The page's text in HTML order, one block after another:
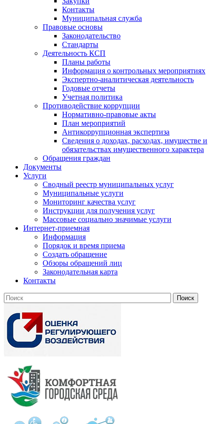
Контакты
Муниципальная служба
Правовые основы
Законодательство
Стандарты
Деятельность КСП
Планы работы
Информация о контрольных мероприятиях
Экспертно-аналитическая деятельность
Годовые отчеты
Учетная политика
Противодействие коррупции
Нормативно-правовые акты
План мероприятий
Антикоррупционная экспертиза
Сведения о доходах, расходах, имуществе и
обязательствах имущественного характера
Обращения граждан
Документы
Услуги
Сводный реестр муниципальных услуг
Муниципальные услуги
Мониторинг качества услуг
Инструкции для получения услуг
Массовые социально значимые услуги
Интернет-приемная
Информация
Порядок и время приема
Создать обращение
Обзоры обращений лиц
Законодательная карта
Контакты